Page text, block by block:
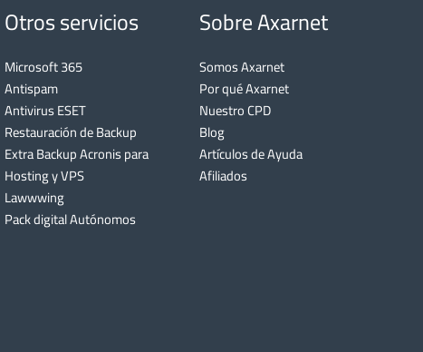
Otros servicios
Microsoft 365
Antispam
Antivirus ESET
Restauración de Backup
Extra Backup Acronis para
Hosting y VPS
Lawwwing
Pack digital Autónomos
Sobre Axarnet
Somos Axarnet
Por qué Axarnet
Nuestro CPD
Blog
Artículos de Ayuda
Afiliados